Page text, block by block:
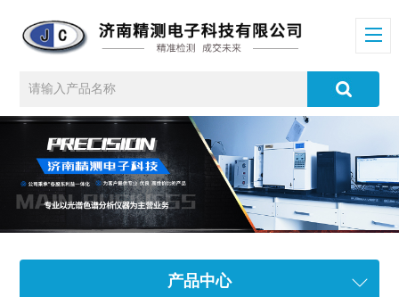
产品中心